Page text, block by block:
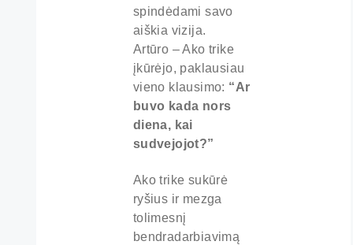
spindėdami savo
aiškia vizija.
Artūro – Ako trike
įkūrėjo, paklausiau
vieno klausimo: “Ar
buvo kada nors
diena, kai
sudvejojot?”
Ako trike sukūrė
ryšius ir mezga
tolimesnį
bendradarbiavimą